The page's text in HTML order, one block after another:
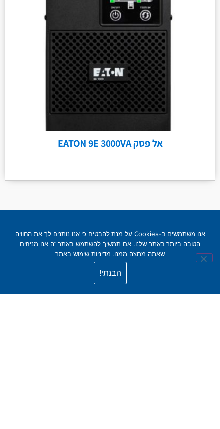
אל פסק EATON 9E 3000VA
אל פסק UPS
אל פסק למחשב
מצברים ל-UPS
מצברי ליתיום
מצברי YUASA
אנו משתמשים ב-Cookies על מנת להבטיח כי אנו נותנים לך את החוויה
הטובה ביותר באתר שלנו. אם תמשיך להשתמש באתר זה אנו מניחים
שאתה מרוצה ממנו. מדיניות שימוש באתר
הבנתי!